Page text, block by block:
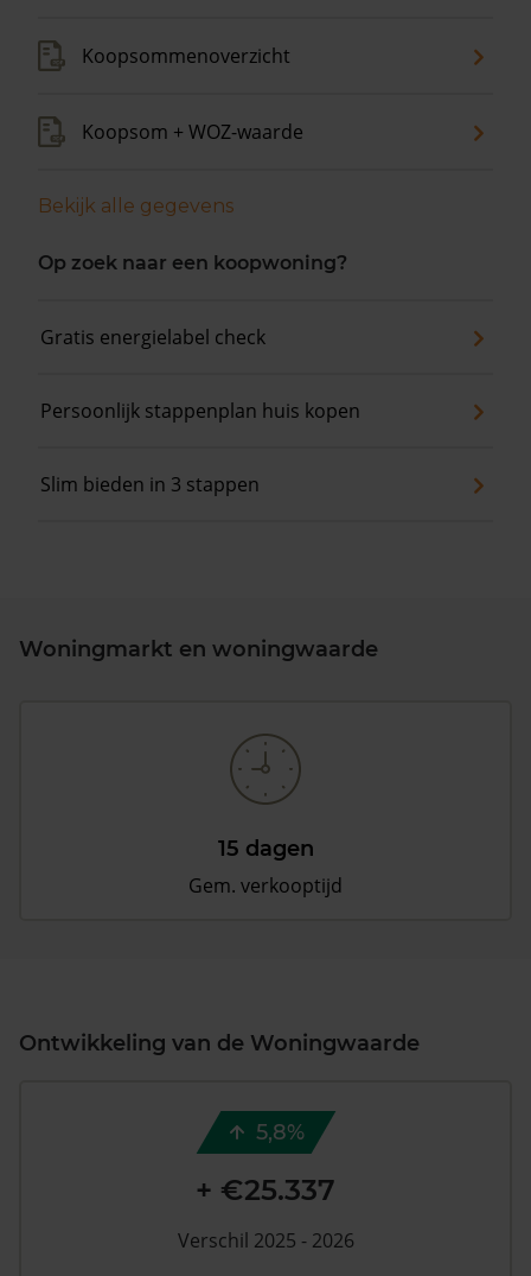
Koopsommenoverzicht
Koopsom + WOZ-waarde
Bekijk alle gegevens
Op zoek naar een koopwoning?
Gratis energielabel check
Persoonlijk stappenplan huis kopen
Slim bieden in 3 stappen
Woningmarkt en woningwaarde
15 dagen
Gem. verkooptijd
Ontwikkeling van de Woningwaarde
5,8%
+ €25.337
Verschil 2025 - 2026